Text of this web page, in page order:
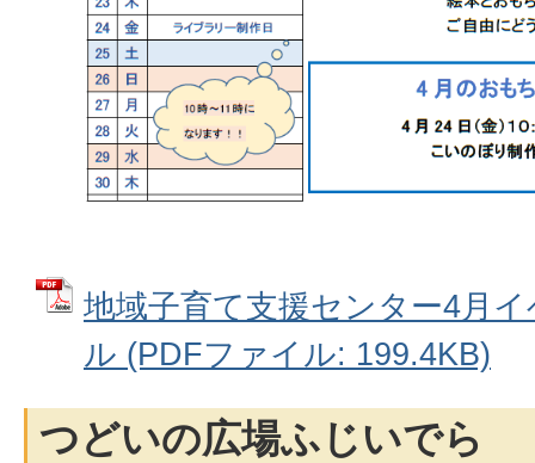
地域子育て支援センター4月
ル (PDFファイル: 199.4KB)
つどいの広場ふじいでら